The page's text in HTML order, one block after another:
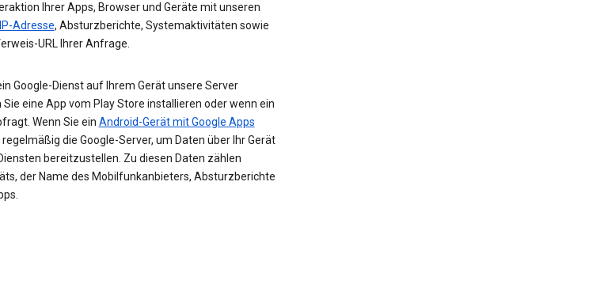
Ihrer Apps, Browser und Geräte mit unseren
IP-Adresse, Absturzberichte, Systemaktivitäten sowie
URL Ihrer Anfrage.
Google-Dienst auf Ihrem Gerät unsere Server
eine App vom Play Store installieren oder wenn ein
Wenn Sie ein Android-Gerät mit Google Apps
die Google-Server, um Daten über Ihr Gerät
bereitzustellen. Zu diesen Daten zählen
der Name des Mobilfunkanbieters, Absturzberichte